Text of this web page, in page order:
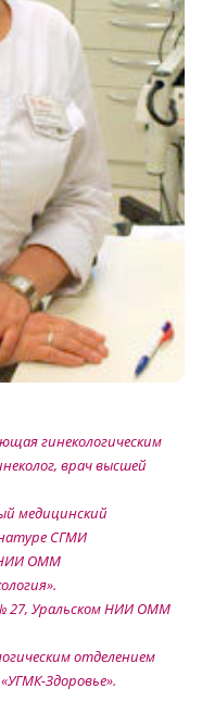
гинекологическим
врач высшей
медицинский
СГМИ
НИИ ОММ
27, Уральском НИИ ОММ
отделением
Здоровье».